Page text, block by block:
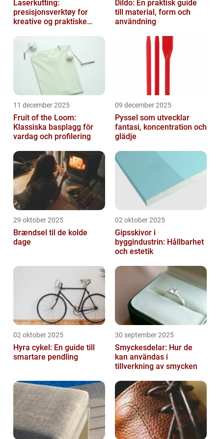
Laserkutting:
presisjonsverktøy for
kreative og praktiske
Dildo: En praktisk guide
till material, form och
användning
11 december 2025
Fruit of the Loom:
Klassiska basplagg för
vardag och profilering
09 december 2025
Pyssel som utvecklar
fantasi, koncentration och
glädje
29 oktober 2025
Brændsel til de kolde
dage
02 oktober 2025
Gipsskivor i
byggindustrin: Hållbarhet
och estetik
02 oktober 2025
Hyra cykel: En guide till
smartare pendling
30 september 2025
Smyckesdelar: Hur de
kan användas i
tillverkning av smycken